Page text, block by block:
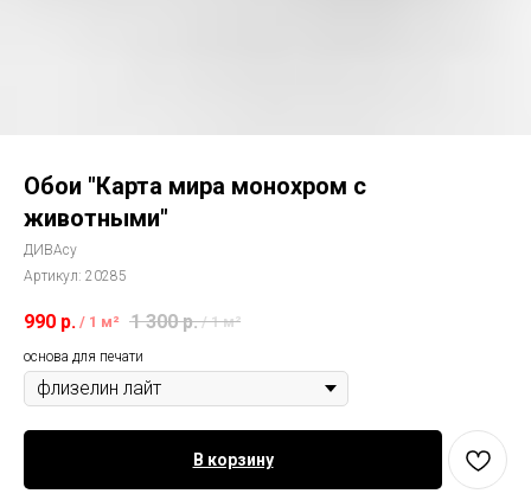
Обои "Карта мира монохром с
животными"
ДИВАсу
Артикул: 20285
990 р. / 1 м² 1 300 р. / 1 м²
основа для печати
В корзину